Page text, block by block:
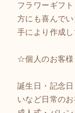
フラワーギフ
方にも喜んで
手により作成し
☆個人のお客
誕生日・記念
いなど日常の